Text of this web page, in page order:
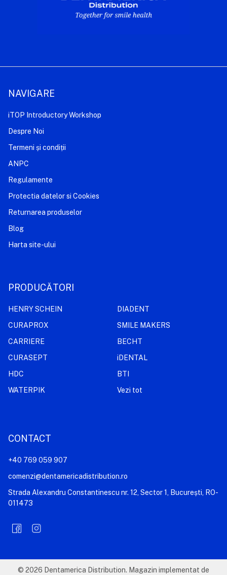
NAVIGARE
iTOP Introductory Workshop
Despre Noi
Termeni și condiții
ANPC
Regulamente
Protectia datelor si Cookies
Returnarea produselor
Blog
Harta site-ului
PRODUCĂTORI
HENRY SCHEIN
CURAPROX
CARRIERE
CURASEPT
HDC
WATERPIK
DIADENT
SMILE MAKERS
BECHT
iDENTAL
BTI
Vezi tot
CONTACT
+40 769 059 907
comenzi@dentamericadistribution.ro
Strada Alexandru Constantinescu nr. 12, Sector 1, București, RO-
011473
© 2026 Dentamerica Distribution. Magazin implementat de